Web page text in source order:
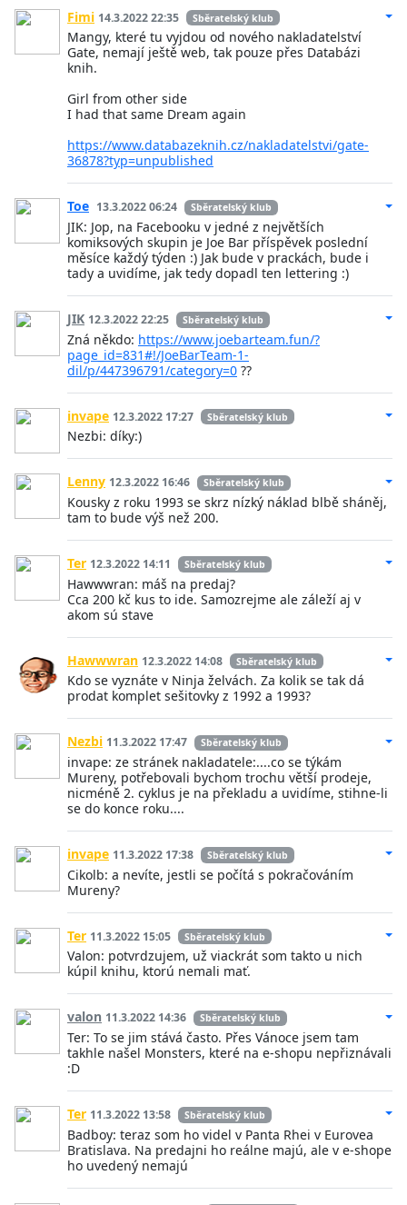
Fimi 14.3.2022 22:35 Sběratelský klub
Mangy, které tu vyjdou od nového nakladatelství
Gate, nemají ještě web, tak pouze přes Databázi
knih.
Girl from other side
I had that same Dream again
https://www.databazeknih.cz/nakladatelstvi/gate-
36878?typ=unpublished
Toe 13.3.2022 06:24 Sběratelský klub
JIK: Jop, na Facebooku v jedné z největších
komiksových skupin je Joe Bar příspěvek poslední
měsíce každý týden :) Jak bude v prackách, bude i
tady a uvidíme, jak tedy dopadl ten lettering :)
JIK 12.3.2022 22:25 Sběratelský klub
Zná někdo: https://www.joebarteam.fun/?
page_id=831#!/JoeBarTeam-1-
dil/p/447396791/category=0 ??
invape 12.3.2022 17:27 Sběratelský klub
Nezbi: díky:)
Lenny 12.3.2022 16:46 Sběratelský klub
Kousky z roku 1993 se skrz nízký náklad blbě sháněj,
tam to bude výš než 200.
Ter 12.3.2022 14:11 Sběratelský klub
Hawwwran: máš na predaj?
Cca 200 kč kus to ide. Samozrejme ale záleží aj v
akom sú stave
Hawwwran 12.3.2022 14:08 Sběratelský klub
Kdo se vyznáte v Ninja želvách. Za kolik se tak dá
prodat komplet sešitovky z 1992 a 1993?
Nezbi 11.3.2022 17:47 Sběratelský klub
invape: ze stránek nakladatele:....co se týkám
Mureny, potřebovali bychom trochu větší prodeje,
nicméně 2. cyklus je na překladu a uvidíme, stihne-li
se do konce roku....
invape 11.3.2022 17:38 Sběratelský klub
Cikolb: a nevíte, jestli se počítá s pokračováním
Mureny?
Ter 11.3.2022 15:05 Sběratelský klub
Valon: potvrdzujem, už viackrát som takto u nich
kúpil knihu, ktorú nemali mať.
valon 11.3.2022 14:36 Sběratelský klub
Ter: To se jim stává často. Přes Vánoce jsem tam
takhle našel Monsters, které na e-shopu nepřiznávali
:D
Ter 11.3.2022 13:58 Sběratelský klub
Badboy: teraz som ho videl v Panta Rhei v Eurovea
Bratislava. Na predajni ho reálne majú, ale v e-shope
ho uvedený nemajú